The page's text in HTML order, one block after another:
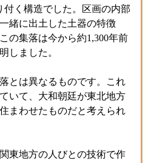
付く構造でした。区画の内部
緒に出土した土器の特徴
の集落は今から約1,300年前
しました。
とは異なるものです。これ
いて、大和朝廷が東北地方
まわせたものだと考えられ
東地方の人びとの技術で作